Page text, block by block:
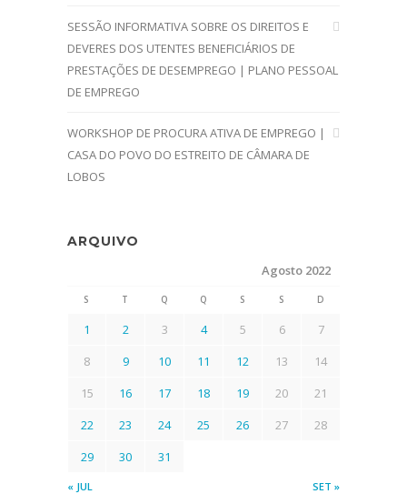
SESSÃO INFORMATIVA SOBRE OS DIREITOS E
DEVERES DOS UTENTES BENEFICIÁRIOS DE
PRESTAÇÕES DE DESEMPREGO | PLANO PESSOAL
DE EMPREGO
WORKSHOP DE PROCURA ATIVA DE EMPREGO |
CASA DO POVO DO ESTREITO DE CÂMARA DE
LOBOS
ARQUIVO
Agosto 2022
S T Q Q S S D
« JUL SET »
1 2 3 4 5 6
7
8
9 10 11 12 13
14
15
16 17 18 19 20
21
22
23 24 25 26 27
28
29
30 31